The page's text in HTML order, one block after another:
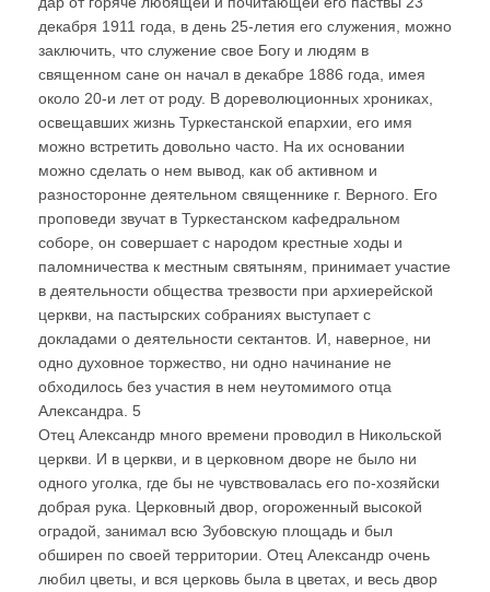
декабря 1911 года, в день 25-летия его служения, можно
заключить, что служение свое Богу и людям в
священном сане он начал в декабре 1886 года, имея
около 20-и лет от роду. В дореволюционных хрониках,
освещавших жизнь Туркестанской епархии, его имя
можно встретить довольно часто. На их основании
можно сделать о нем вывод, как об активном и
разносторонне деятельном священнике г. Верного. Его
проповеди звучат в Туркестанском кафедральном
соборе, он совершает с народом крестные ходы и
паломничества к местным святыням, принимает участие
в деятельности общества трезвости при архиерейской
церкви, на пастырских собраниях выступает с
докладами о деятельности сектантов. И, наверное, ни
одно духовное торжество, ни одно начинание не
обходилось без участия в нем неутомимого отца
Александра. 5
Отец Александр много времени проводил в Никольской
церкви. И в церкви, и в церковном дворе не было ни
одного уголка, где бы не чувствовалась его по-хозяйски
добрая рука. Церковный двор, огороженный высокой
оградой, занимал всю Зубовскую площадь и был
обширен по своей территории. Отец Александр очень
любил цветы, и вся церковь была в цветах, и весь двор